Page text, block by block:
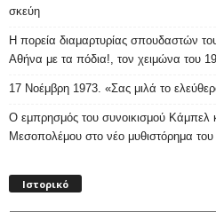
σκεύη
Η πορεία διαμαρτυρίας σπουδαστών του
Αθήνα με τα πόδια!, τον χειμώνα του
17 Νοέμβρη 1973. «Σας μιλά το
Ο εμπρησμός του συνοικισμού Κάμπελ
Μεσοπολέμου στο νέο μυθιστόρημα
Ιστορικό